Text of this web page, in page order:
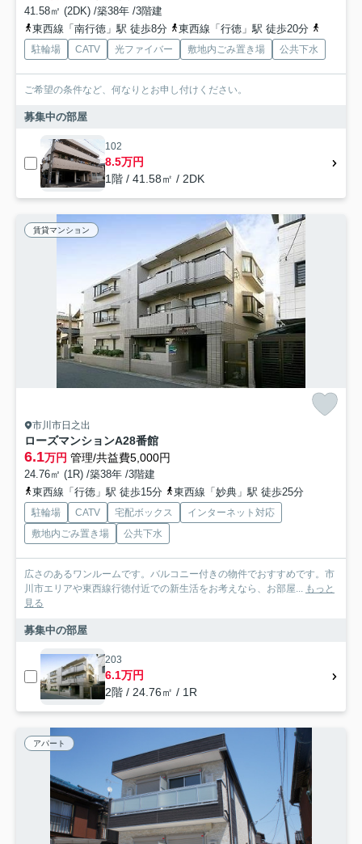
41.58㎡ (2DK) /築38年 /3階建
東西線「南行徳」駅 徒歩8分
東西線「行徳」駅 徒歩20分
駐輪場 CATV 光ファイバー 敷地内ごみ置き場 公共下水
ご希望の条件など、何なりとお申し付けください。
募集中の部屋
102
8.5万円
1階 / 41.58㎡ / 2DK
賃貸マンション
市川市日之出
ローズマンションA28番館
6.1万円 管理/共益費5,000円
24.76㎡ (1R) /築38年 /3階建
東西線「行徳」駅 徒歩15分
東西線「妙典」駅 徒歩25分
駐輪場 CATV 宅配ボックス
インターネット対応
敷地内ごみ置き場
公共下水
広さのあるワンルームです。バルコニー付きの物件でおすすめです。市
川市エリアや東西線行徳付近での新生活をお考えなら、お部屋... もっと
見る
募集中の部屋
203
6.1万円
2階 / 24.76㎡ / 1R
アパート